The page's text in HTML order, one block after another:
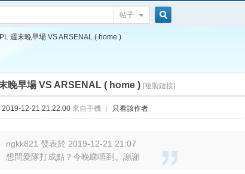
帖子
索
週末晚早場 VS ARSENAL ( home )
晚早場 VS ARSENAL ( home ) [複製鏈接]
2019-12-21 21:22:00 來自手機 只看該作者
ngkk821 發表於 2019-12-21 21:07
想問愛隊打成點？今晚睇唔到。謝謝